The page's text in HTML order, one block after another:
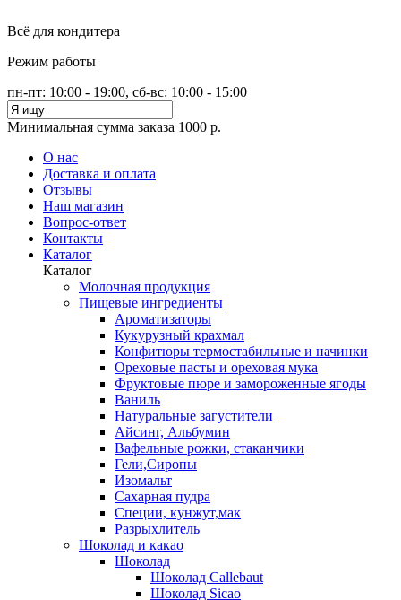
Всё для кондитера
Режим работы
пн-пт: 10:00 - 19:00, сб-вс: 10:00 - 15:00
Минимальная сумма заказа 1000 р.
О нас
Доставка и оплата
Отзывы
Наш магазин
Вопрос-ответ
Контакты
Каталог
Каталог
Молочная продукция
Пищевые ингредиенты
Ароматизаторы
Кукурузный крахмал
Конфитюры термостабильные и начинки
Ореховые пасты и ореховая мука
Фруктовые пюре и замороженные ягоды
Ваниль
Натуральные загустители
Айсинг, Альбумин
Вафельные рожки, стаканчики
Гели,Сиропы
Изомальт
Сахарная пудра
Специи, кунжут,мак
Разрыхлитель
Шоколад и какао
Шоколад
Шоколад Callebaut
Шоколад Sicao